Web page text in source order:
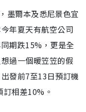
墨爾本及悉尼景色宜
年夏天有航空公司
期跌15%，更是全
過一個暖笠笠的假
發前7至13日預訂機
相差10%。